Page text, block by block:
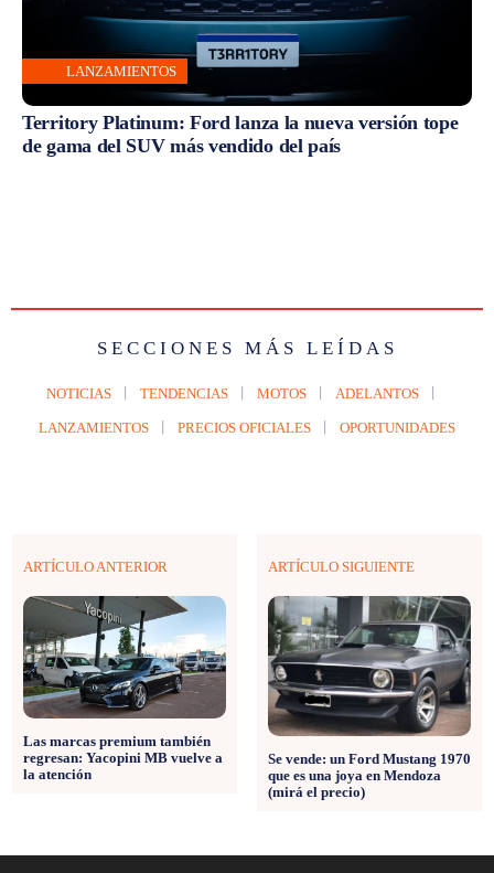
LANZAMIENTOS
Territory Platinum: Ford lanza la nueva versión tope
de gama del SUV más vendido del país
SECCIONES MÁS LEÍDAS
NOTICIAS TENDENCIAS MOTOS ADELANTOS
LANZAMIENTOS PRECIOS OFICIALES OPORTUNIDADES
ARTÍCULO ANTERIOR
Las marcas premium también
regresan: Yacopini MB vuelve a
la atención
ARTÍCULO SIGUIENTE
Se vende: un Ford Mustang 1970
que es una joya en Mendoza
(mirá el precio)